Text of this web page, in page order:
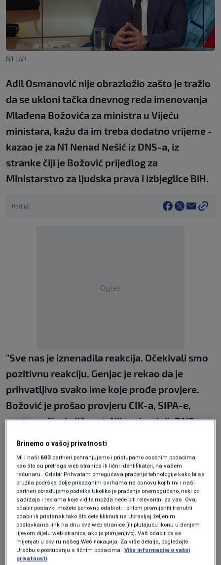
N1 | N1
Adil Osmanović nije obrazložio zašto je tražio
da se ukloni tačka dnevnog reda imenovanja
Mlađena Božovića za ministra u Vijeću
ministara, kažu da im treba dodatno vrijeme -
kazao je za N1 Nenad Nešić iz DNS-a, iz
stranke čiji je Božović prijedlog za
Ministarstvo za ljudska prava i izbjeglice BiH.
Podijeli
Oglas
"Sve nas je iznenadila reakcija. Očekivali smo
pozitivnu reakciju. Genjac je rekao da je
prihvatljivo svako ime koje prođe provjere.
Božović je prošao provjeru CIK-a, SIPA-e,
nestranačka je ličnost. Nije pripadnik DNS-a
Njemu je normalno da opozicioni predstavnici
glasaju protiv.
"Međutim, zašto ovi drugi, koji su u koaliciji na
nivou BiH suzdržani. To je pitanje za SDA i
poslanika SBB-a. Ne želim da ulazim u
spekulacije", kazao je Nešić.
Brinemo o vašoj privatnosti
Mi i naši 603 partneri pohranjujemo i pristupamo osobnim podacima,
kao što su pretraga web stranica ili lični identifikatori, na vašem
računaru . Odabir Prihvatam omogućava praćenje tehnologije kako bi se
pružila podrška dolje prikazanim svrhama na osnovu kojih mi i naši
partneri obrađujemo podatke Ukoliko je praćenje onemogućeno, neki od
sadržaja i reklama koje vidite možda neće biti relevantni za vas. Ovaj
odabir postavki možete ponovno odabrati i pritom promijeniti trenutni
odabir ili pristanak tako što ćete kliknuti na Upravljaj željenim
postavkama link na dnu ove web stranice [ili plutajuću ikonu u donjem
lijevom dijelu web stranice, ako je primjenjivo]. Vaš odabir će se
mijenjati u okviru našeg Wеб локација. Za više detalja, pogledajte
Uredbu o postupanju s ličnim podacima. Više informacija o vašoj
privatnosti